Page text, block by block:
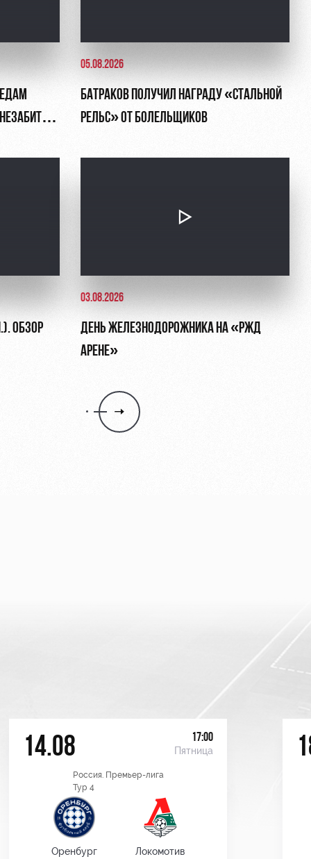
05.08.2026
БАТРАКОВ ПОЛУЧИЛ НАГРАДУ «СТАЛЬНОЙ
РЕЛЬС» ОТ БОЛЕЛЬЩИКОВ
ОБЗОР
03.08.2026
ДЕНЬ ЖЕЛЕЗНОДОРОЖНИКА НА «РЖД
АРЕНЕ»
14.08 17:00
Пятница
Россия. Премьер-лига
Тур 4
Оренбург Локомотив